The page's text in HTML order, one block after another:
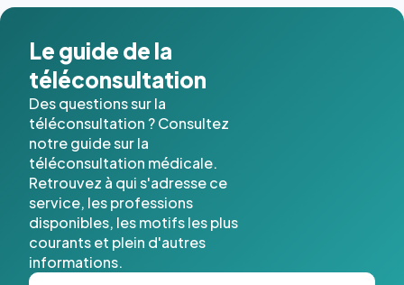
cas. #}
Le guide de la
téléconsultation
Des questions sur la
téléconsultation ? Consultez
notre guide sur la
téléconsultation médicale.
Retrouvez à qui s'adresse ce
service, les professions
disponibles, les motifs les plus
courants et plein d'autres
informations.